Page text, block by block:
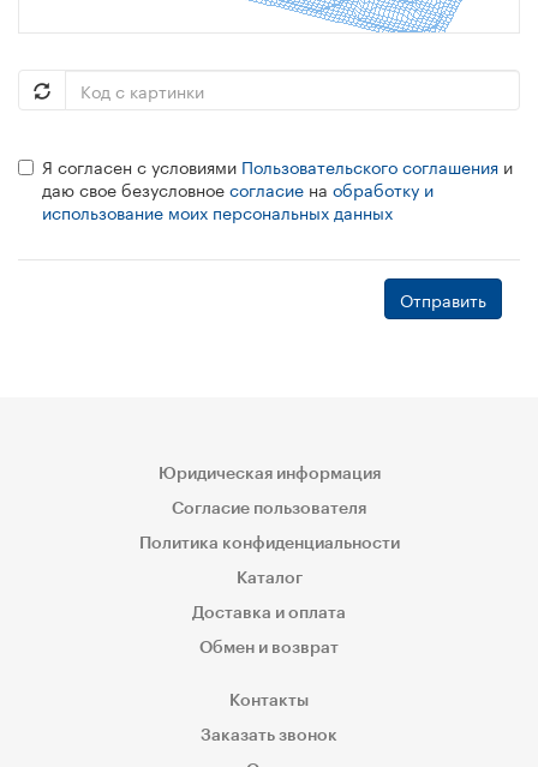
Я согласен с условиями Пользовательского соглашения и
даю свое безусловноесогласие на обработку и
использование моих персональных данных
Отправить
Юридическая информация
Согласие пользователя
Политика конфиденциальности
Каталог
Доставка и оплата
Обмен и возврат
Контакты
Заказать звонок